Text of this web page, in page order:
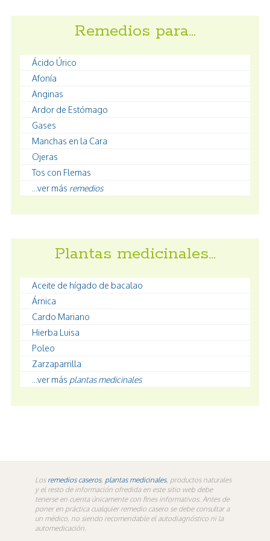
Remedios para…
Ácido Úrico
Afonía
Anginas
Ardor de Estómago
Gases
Manchas en la Cara
Ojeras
Tos con Flemas
...ver más remedios
Plantas medicinales…
Aceite de hígado de bacalao
Árnica
Cardo Mariano
Hierba Luisa
Poleo
Zarzaparrilla
...ver más plantas medicinales
Los remedios caseros, plantas medicinales, productos naturales
y el resto de información ofredida en este sitio web debe
tenerse en cuenta únicamente con fines informativos. Antes de
poner en práctica cualquier remedio casero se debe consultar a
un médico, no siendo recomendable el autodiagnóstico ni la
automedicación.